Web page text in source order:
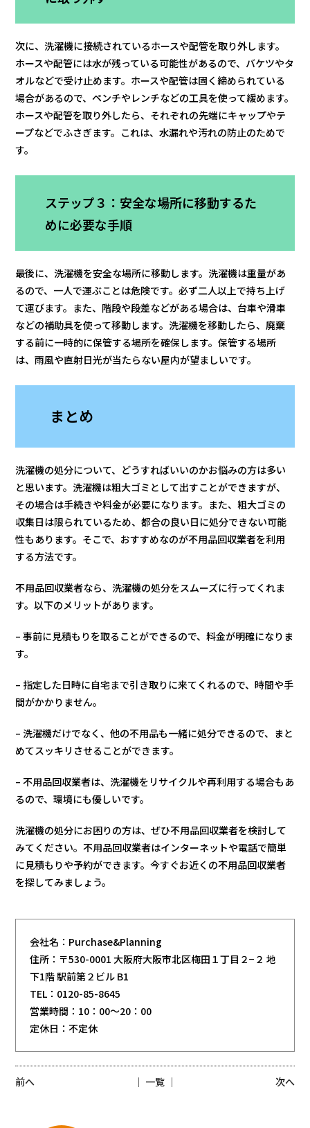
次に、洗濯機に接続されているホースや配管を取り外します。
ホースや配管には水が残っている可能性があるので、バケツやタ
オルなどで受け止めます。ホースや配管は固く締められている
場合があるので、ペンチやレンチなどの工具を使って緩めます。
ホースや配管を取り外したら、それぞれの先端にキャップやテ
ープなどでふさぎます。これは、水漏れや汚れの防止のためで
す。
ステップ３：安全な場所に移動するた
めに必要な手順
最後に、洗濯機を安全な場所に移動します。洗濯機は重量があ
るので、一人で運ぶことは危険です。必ず二人以上で持ち上げ
て運びます。また、階段や段差などがある場合は、台車や滑車
などの補助具を使って移動します。洗濯機を移動したら、廃棄
する前に一時的に保管する場所を確保します。保管する場所
は、雨風や直射日光が当たらない屋内が望ましいです。
まとめ
洗濯機の処分について、どうすればいいのかお悩みの方は多い
と思います。洗濯機は粗大ゴミとして出すことができますが、
その場合は手続きや料金が必要になります。また、粗大ゴミの
収集日は限られているため、都合の良い日に処分できない可能
性もあります。そこで、おすすめなのが不用品回収業者を利用
する方法です。
不用品回収業者なら、洗濯機の処分をスムーズに行ってくれま
す。以下のメリットがあります。
– 事前に見積もりを取ることができるので、料金が明確になりま
す。
– 指定した日時に自宅まで引き取りに来てくれるので、時間や手
間がかかりません。
– 洗濯機だけでなく、他の不用品も一緒に処分できるので、まと
めてスッキリさせることができます。
– 不用品回収業者は、洗濯機をリサイクルや再利用する場合もあ
るので、環境にも優しいです。
洗濯機の処分にお困りの方は、ぜひ不用品回収業者を検討して
みてください。不用品回収業者はインターネットや電話で簡単
に見積もりや予約ができます。今すぐお近くの不用品回収業者
を探してみましょう。
会社名：Purchase&Planning
住所：〒530-0001 大阪府大阪市北区梅田１丁目２−２ 地
下1階 駅前第２ビル B1
TEL：0120-85-8645
営業時間：10：00～20：00
定休日：不定休
前へ 次へ
│ 一覧 │